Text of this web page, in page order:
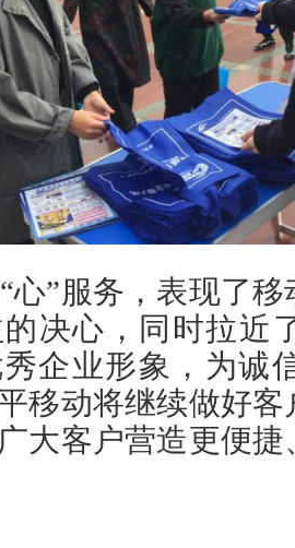
心”服务，表现了
决心，同时拉近
企业形象，为诚
移动将继续做好
大客户营造更便